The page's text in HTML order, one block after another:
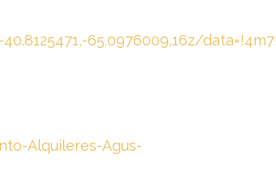
65.0976009,16z/
Alquileres-Agus-